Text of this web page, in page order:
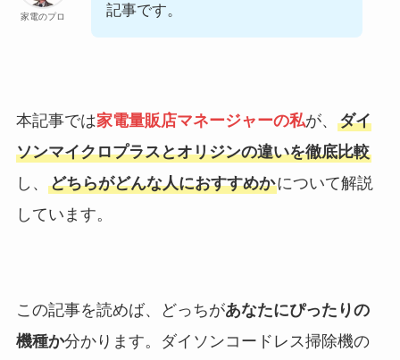
家電のプロ
記事です。
本記事では家電量販店マネージャーの私が、 ダイ
ソンマイクロプラスとオリジンの違いを徹底比較
し、 どちらがどんな人におすすめかについて解説
しています。
この記事を読めば、どっちがあなたにぴったりの
機種か分かります。ダイソンコードレス掃除機の